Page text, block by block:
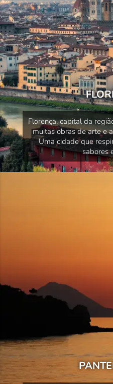
Florença, capital da
muitas obras de arte e
Uma cidade que
sabores